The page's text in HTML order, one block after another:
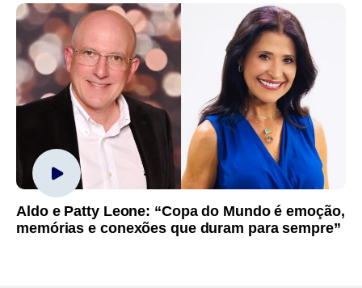
Aldo e Patty Leone: “Copa do Mundo é emoção,
memórias e conexões que duram para sempre”